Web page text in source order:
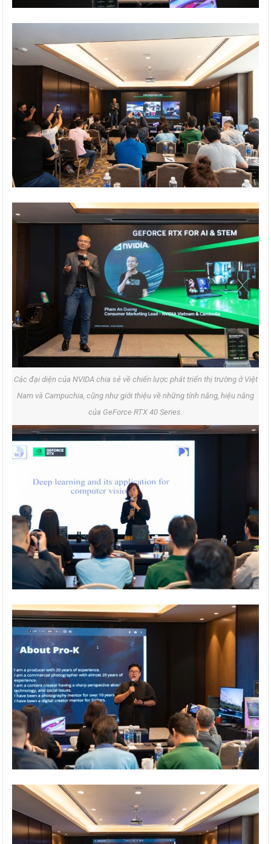
Các đại diện của NVIDA chia sẻ về chiến lược phát triển thị trường ở Việt
Nam và Campuchia, cũng như giới thiệu về những tính năng, hiệu năng
của GeForce RTX 40 Series.